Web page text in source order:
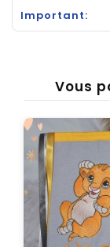
Important:
Vous